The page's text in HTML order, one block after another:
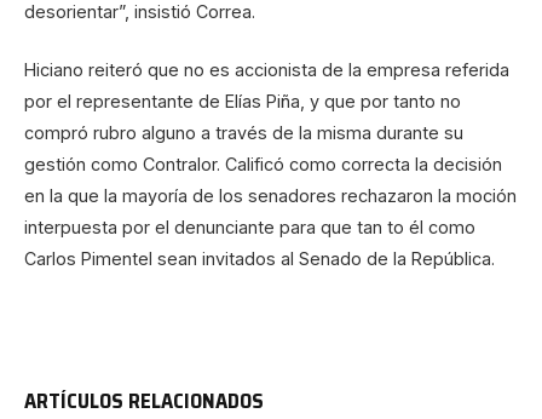
desorientar”, insistió Correa.
Hiciano reiteró que no es accionista de la empresa referida
por el representante de Elías Piña, y que por tanto no
compró rubro alguno a través de la misma durante su
gestión como Contralor. Calificó como correcta la decisión
en la que la mayoría de los senadores rechazaron la moción
interpuesta por el denunciante para que tan to él como
Carlos Pimentel sean invitados al Senado de la República.
ARTÍCULOS RELACIONADOS